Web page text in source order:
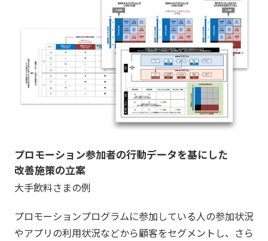
プロモーション参加者の行動データを基にした
改善施策の立案
大手飲料さまの例
プロモーションプログラムに参加している人の参加状況
やアプリの利用状況などから顧客をセグメントし、さら